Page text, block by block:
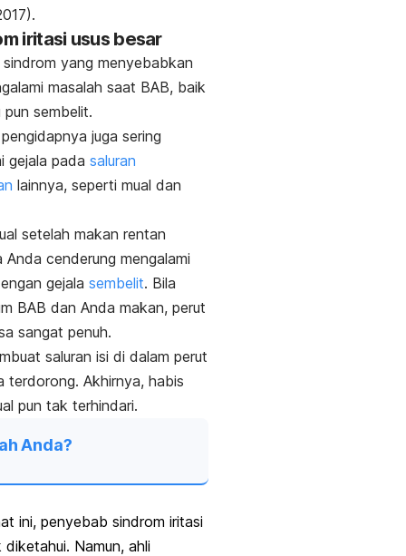
iritasi usus besar
yang menyebabkan
masalah saat BAB, baik
sembelit.
juga sering
gejala pada saluran
lainnya, seperti mual dan
setelah makan rentan
Anda cenderung mengalami
gejala sembelit. Bila
BAB dan Anda makan, perut
sangat penuh.
saluran isi di dalam perut
terdorong. Akhirnya, habis
pun tak terhindari.
Anda?
ini, penyebab sindrom iritasi
diketahui. Namun, ahli